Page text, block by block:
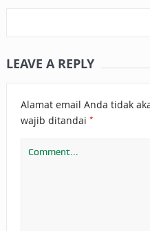
LEAVE A REPLY
Alamat email Anda tidak
wajib ditandai *